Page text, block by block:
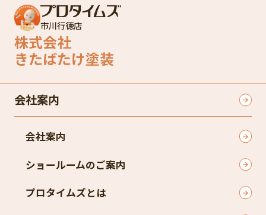
市川行徳店
株式会社
きたばたけ塗装
会社案内
会社案内
ショールームのご案内
プロタイムズとは